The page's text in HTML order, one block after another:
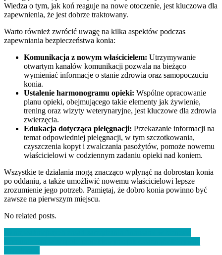
Wiedza o tym, jak koń reaguje na nowe otoczenie, jest kluczowa dla
zapewnienia, że jest dobrze traktowany.
Warto również zwrócić uwagę na kilka aspektów podczas
zapewniania bezpieczeństwa konia:
Komunikacja z nowym właścicielem: Utrzymywanie
otwartym kanałów komunikacji pozwala na bieżąco
wymieniać informacje o stanie zdrowia oraz samopoczuciu
konia.
Ustalenie harmonogramu opieki: Wspólne opracowanie
planu opieki, obejmującego takie elementy jak żywienie,
trening oraz wizyty weterynaryjne, jest kluczowe dla zdrowia
zwierzęcia.
Edukacja dotycząca pielęgnacji: Przekazanie informacji na
temat odpowiedniej pielęgnacji, w tym szczotkowania,
czyszczenia kopyt i zwalczania pasożytów, pomoże nowemu
właścicielowi w codziennym zadaniu opieki nad koniem.
Wszystkie te działania mogą znacząco wpłynąć na dobrostan konia
po oddaniu, a także umożliwić nowemu właścicielowi lepsze
zrozumienie jego potrzeb. Pamiętaj, że dobro konia powinno być
zawsze na pierwszym miejscu.
No related posts.
Nawigacja
wpisu